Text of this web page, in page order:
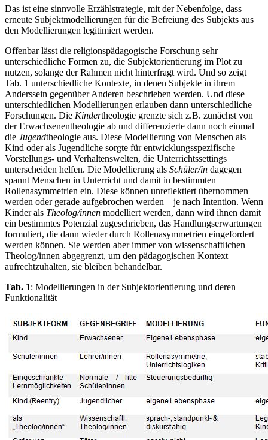
Das ist eine sinnvolle Erzählstrategie, mit der Nebenfolge, dass
erneute Subjektmodellierungen für die Befreiung des Subjekts aus
den Modellierungen legitimiert werden.
Offenbar lässt die religionspädagogische Forschung sehr
unterschiedliche Formen zu, die Subjektorientierung im Plot zu
nutzen, solange der Rahmen nicht hinterfragt wird. Und so zeigt
Tab. 1 unterschiedliche Kontexte, in denen Subjekte in ihrem
Anderssein gegenüber Anderen beschrieben werden. Und diese
unterschiedlichen Modellierungen erlauben dann unterschiedliche
Forschungen. Die Kindertheologie grenzte sich z.B. zunächst von
der Erwachsenentheologie ab und differenzierte dann noch einmal
die Jugendtheologie aus. Diese Modellierung von Menschen als
Kind oder als Jugendliche sorgte für entwicklungsspezifische
Vorstellungs- und Verhaltenswelten, die Unterrichtssettings
unterscheiden helfen. Die Modellierung als Schüler/in dagegen
spannt Menschen in Unterricht und damit in bestimmten
Rollenasymmetrien ein. Diese können unreflektiert übernommen
werden oder gerade aufgebrochen werden – je nach Intention. Wenn
Kinder als Theolog/innen modelliert werden, dann wird ihnen damit
ein bestimmtes Potenzial zugeschrieben, das Handlungserwartungen
formuliert, die dann wieder durch Rollenasymmetrien eingefordert
werden können. Sie werden aber immer von wissenschaftlichen
Theolog/innen abgegrenzt, um den pädagogischen Kontext
aufrechtzuhalten, sie bleiben behandelbar.
Tab. 1: Modellierungen in der Subjektorientierung und deren
Funktionalität